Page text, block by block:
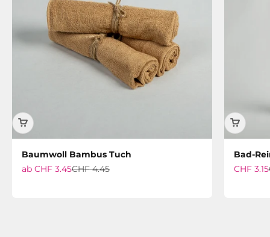
Baumwoll Bambus Tuch
Angebot
ab CHF 3.45Regulärer Preis
CHF 4.45
Bad-
Angebot
CHF 3.15